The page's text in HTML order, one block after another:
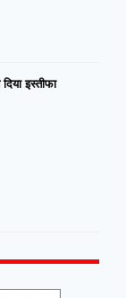
इस्तीफा